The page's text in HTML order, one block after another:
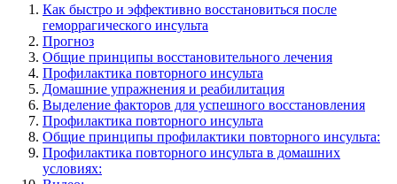
Как быстро и эффективно восстановиться после
геморрагического инсульта
Прогноз
Общие принципы восстановительного лечения
Профилактика повторного инсульта
Домашние упражнения и реабилитация
Выделение факторов для успешного восстановления
Профилактика повторного инсульта
Общие принципы профилактики повторного инсульта:
Профилактика повторного инсульта в домашних
условиях: